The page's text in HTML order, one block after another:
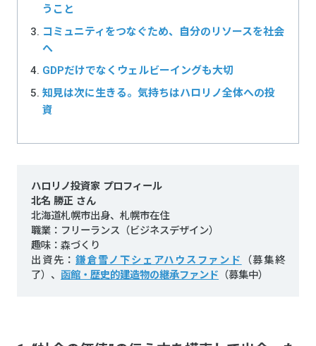
うこと
コミュニティをつなぐため、自分のリソースを社会
へ
GDPだけでなくウェルビーイングも大切
知見は次に生きる。気持ちはハロリノ全体への投
資
ハロリノ投資家 プロフィール
北名 勝正 さん
北海道札幌市出身、札幌市在住
職業：フリーランス（ビジネスデザイン）
趣味：森づくり
出資先：鎌倉雪ノ下シェアハウスファンド
（募集終
了）、 函館・歴史的建造物の継承ファンド （募集中）